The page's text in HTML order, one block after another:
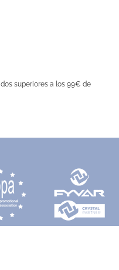
superiores a los 99€ de